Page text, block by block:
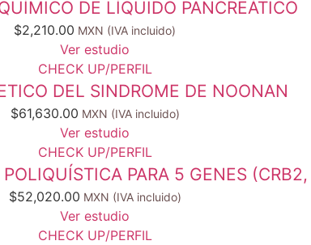
DE LÍQUIDO PANCREÁTICO
$2,210.00
Ver estudio
CHECK UP/PERFIL
DEL SINDROME DE NOONAN
$61,630.00
Ver estudio
CHECK UP/PERFIL
PARA 5 GENES
$52,020.00
Ver estudio
CHECK UP/PERFIL